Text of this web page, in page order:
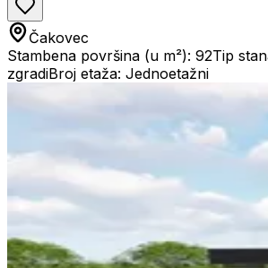
Čakovec
Stambena površina (u m²): 92Tip
zgradiBroj etaža: Jednoetažni